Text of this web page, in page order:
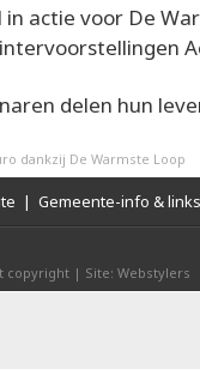
in actie voor De
delen hun
dankzij De Warmste Loop
| Gemeente-info & links
copyright | Site: Webstylers